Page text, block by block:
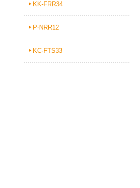
KK-FRR34
P-NRR12
KC-FTS33